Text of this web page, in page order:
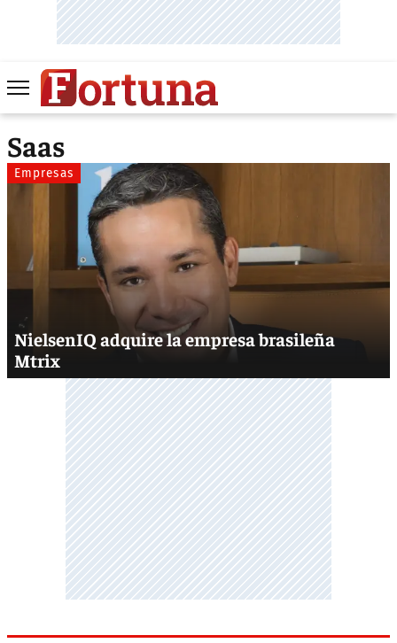
Saas
Empresas
NielsenIQ adquire la empresa brasileña
Mtrix